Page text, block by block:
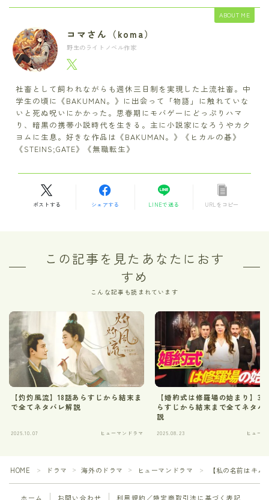
ABOUT ME
コマさん（koma）
野生のライトノベル作家
社畜として飼われながらも週休三日制を実現した上流社畜。中
学生の頃に《BAKUMAN。》に出会って「物語」に触れていな
いと死ぬ呪いにかかった。思春期にモバゲーにどっぷりハマ
り、暗黒の携帯小説時代を生きる。主に小説家になろうやカク
ヨムに生息。好きな作品は《BAKUMAN。》《ヒカルの碁》
《STEINS;GATE》《無職転生》
ポストする シェアする LINEで送る URLをコピー
この記事を見たあなたにおす
すめ
こんな記事も読まれています
【灼灼風流】18話あらすじから結末ま
で全てネタバレ解説
2025.10.07 ヒューマンドラマ
【婚約式は修羅場の始まり】36
らすじから結末まで全てネタバ
説
2025.08.23 ヒュー
HOME ＞ ドラマ ＞ 海外のドラマ ＞ ヒューマンドラマ ＞ 【私の名前はキ
ホーム お問い合わせ 利用規約／特定商取引法に基づく表記